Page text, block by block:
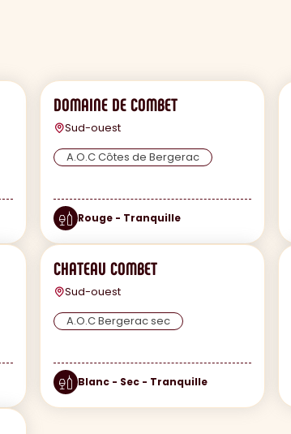
DOMAINE DE COMBET
Sud-ouest
A.O.C Côtes de Bergerac
Rouge - Tranquille
CHATEAU COMBET
Sud-ouest
A.O.C Bergerac sec
Blanc - Sec - Tranquille